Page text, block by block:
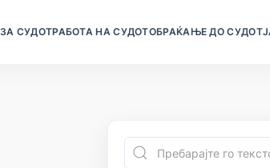
ЗА СУДОТРАБОТА НА СУДОТОБРАЌАЊЕ ДО СУДОТ